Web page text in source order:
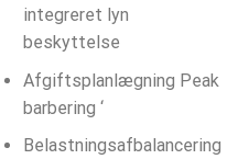
integreret lyn
beskyttelse
Afgiftsplanlægning Peak
barbering ‘
Belastningsafbalancering